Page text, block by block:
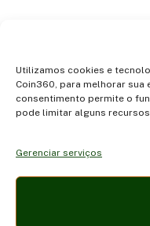
Utilizamos cookies e
Coin360, para melhorar sua
consentimento permite o
pode limitar alguns
Gerenciar serviços